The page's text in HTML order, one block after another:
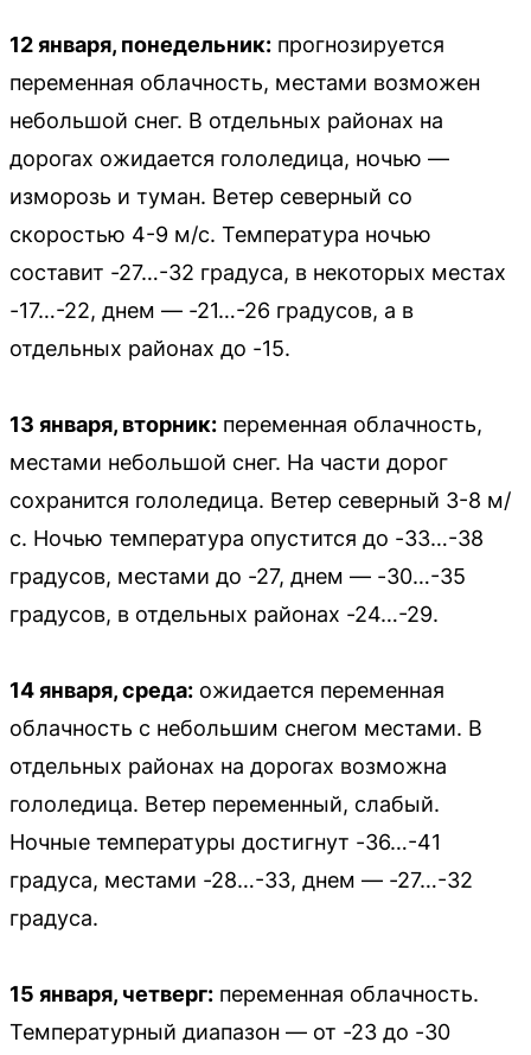
12 января, понедельник: прогнозируется
переменная облачность, местами возможен
небольшой снег. В отдельных районах на
дорогах ожидается гололедица, ночью —
изморозь и туман. Ветер северный со
скоростью 4-9 м/с. Температура ночью
составит -27…-32 градуса, в некоторых местах
-17…-22, днем — -21…-26 градусов, а в
отдельных районах до -15.
13 января, вторник: переменная облачность,
местами небольшой снег. На части дорог
сохранится гололедица. Ветер северный 3-8 м/
с. Ночью температура опустится до -33…-38
градусов, местами до -27, днем — -30…-35
градусов, в отдельных районах -24…-29.
14 января, среда: ожидается переменная
облачность с небольшим снегом местами. В
отдельных районах на дорогах возможна
гололедица. Ветер переменный, слабый.
Ночные температуры достигнут -36…-41
градуса, местами -28…-33, днем — -27…-32
градуса.
15 января, четверг: переменная облачность.
Температурный диапазон — от -23 до -30